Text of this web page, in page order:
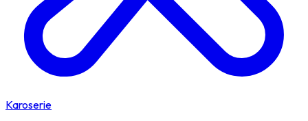
Karoserie